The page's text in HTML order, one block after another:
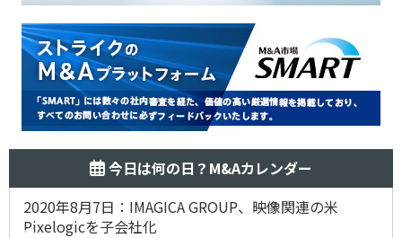
今日は何の日？M&Aカレンダー
2020年8月7日：IMAGICA GROUP、映像関連の米
Pixelogicを子会社化